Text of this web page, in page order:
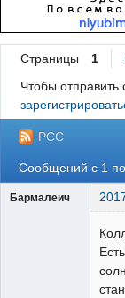
Страницы 1
Чтобы отправить
РСС
Сообщений с 1
Бармалеич